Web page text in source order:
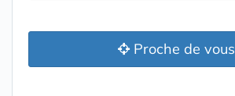
Proche de vous